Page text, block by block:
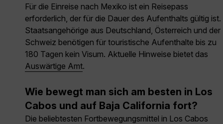
Für die Einreise nach Mexiko ist ein Reisepass
erforderlich, der für die Dauer des Aufenthalts gültig ist.
Staatsangehörige aus Deutschland, Österreich und der
Schweiz benötigen für touristische Aufenthalte bis zu
180 Tagen kein Visum. Aktuelle Hinweise bietet das
Auswärtige Amt.
Wie bewegt man sich am besten in Los
Cabos und auf Baja California fort?
Die beliebtesten Fortbewegungsmittel in Los Cabos